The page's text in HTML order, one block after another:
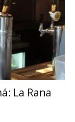
La Rana